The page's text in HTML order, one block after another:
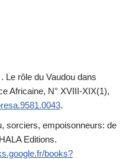
Le rôle du Vaudou dans
Africaine, N° XVIII-XIX(1),
.
sorciers, empoisonneurs: de
Editions.
books?